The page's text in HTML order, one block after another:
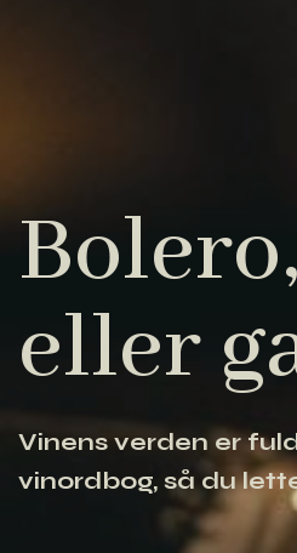
eller
Vinens verden er
vinordbog, så du